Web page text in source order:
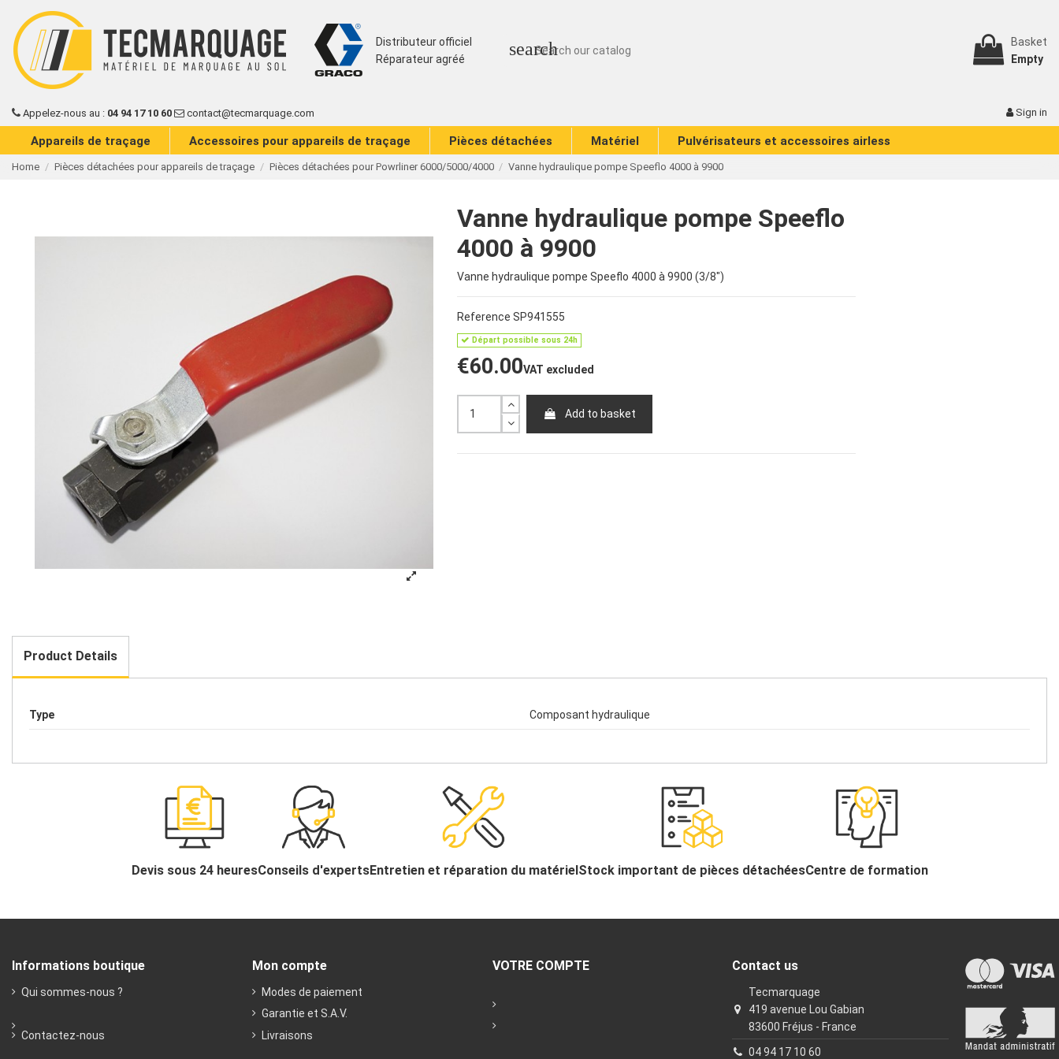
Distributeur officiel
Réparateur agréé
search
Basket
Empty
Appelez-nous au : 04 94 17 10 60 contact@tecmarquage.com Sign in
Appareils de traçage Accessoires pour appareils de traçage Pièces détachées Matériel Pulvérisateurs et accessoires airless
Home Pièces détachées pour appareils de traçage Pièces détachées pour Powrliner 6000/5000/4000 Vanne hydraulique pompe Speeflo 4000 à 9900
Vanne hydraulique pompe Speeflo
4000 à 9900
Vanne hydraulique pompe Speeflo 4000 à 9900 (3/8")
Reference SP941555
Départ possible sous 24h
€60.00VAT excluded
Add to basket
Product Details
Type Composant hydraulique
Devis sous 24 heuresConseils d'expertsEntretien et réparation du matérielStock important de pièces détachéesCentre de formation
Informations boutique
Qui sommes-nous ?
Contactez-nous
Mon compte
Modes de paiement
Garantie et S.A.V.
Livraisons
VOTRE COMPTE Contact us
Tecmarquage
419 avenue Lou Gabian
83600 Fréjus - France
04 94 17 10 60